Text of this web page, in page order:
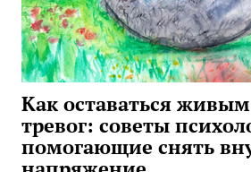
Как оставаться
тревог: советы
помогающие снять